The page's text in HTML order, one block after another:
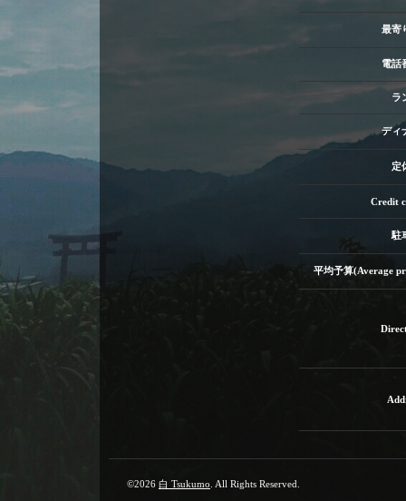
最寄
電話
ラ
ディ
定
Credit
駐
平均予算(Average
©2026 白 Tsukumo . All Rights Reserved.